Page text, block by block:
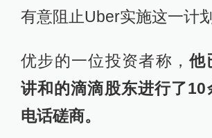
有意阻止Uber实施这一计划
优步的一位投资者称，他
讲和的滴滴股东进行了10
电话磋商。